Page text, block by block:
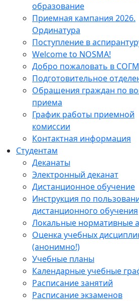
образование
Приемная кампания 2026.
Ординатура
Поступление в
Welcome to NOSMA!
Добро пожаловать в
Подготовительное
Обращения граждан по
приема
График работы приемной
комиссии
Контактная информация
Студентам
Деканаты
Электронный деканат
Дистанционное обучение
Инструкция по
дистанционного обучения
Локальные нормативные
Оценка учебных
(анонимно!)
Учебные планы
Календарные учебные
Расписание занятий
Расписание экзаменов